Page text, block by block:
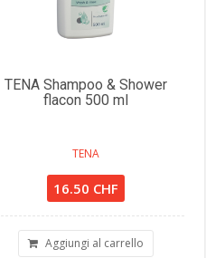
TENA Shampoo & Shower
flacon 500 ml
TENA
16.50 CHF
Aggiungi al carrello